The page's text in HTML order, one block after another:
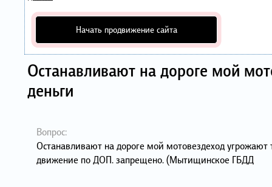
Начать продвижение сайта
Останавливают на дороге мой
деньги
Вопрос:
Останавливают на дороге мой мотовездеход угрожают
движение по ДОП. запрещено. (Мытищинское ГБДД